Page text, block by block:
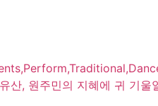
산, 원주민의 지혜에 귀 기울